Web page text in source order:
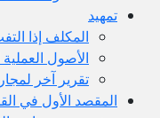
إذا التفت إلى حكم
العملية الأربعة و مجاريها
آخر لمجاري الاصول
في القطع